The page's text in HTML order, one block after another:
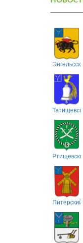
Питерский